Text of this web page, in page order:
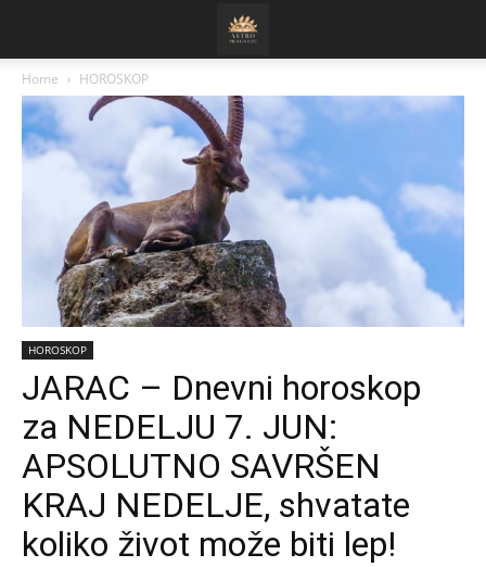
Home HOROSKOP
HOROSKOP
JARAC – Dnevni horoskop
za NEDELJU 7. JUN:
APSOLUTNO SAVRŠEN
KRAJ NEDELJE, shvatate
koliko život može biti lep!